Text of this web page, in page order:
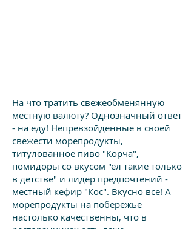
На что тратить свежеобменянную
местную валюту? Однозначный ответ
- на еду! Непревзойденные в своей
свежести морепродукты,
титулованное пиво "Корча",
помидоры со вкусом "ел такие только
в детстве" и лидер предпочтений -
местный кефир "Кос". Вкусно все! А
морепродукты на побережье
настолько качественны, что в